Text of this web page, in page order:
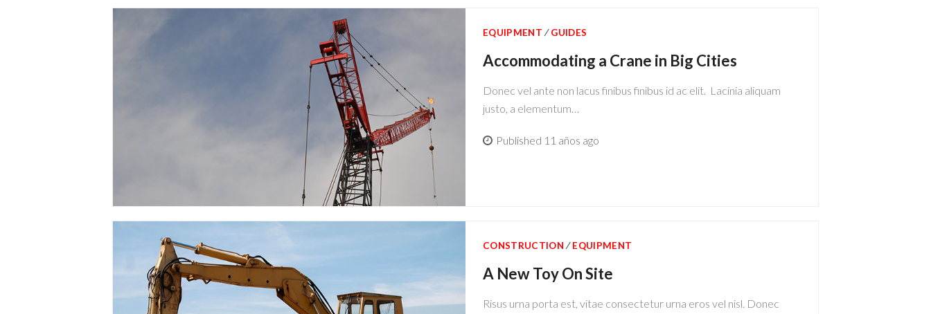
EQUIPMENT ∕ GUIDES
Accommodating a Crane in Big Cities
Donec vel ante non lacus finibus finibus id ac elit. Lacinia aliquam
justo, a elementum…
Published 11 años ago
CONSTRUCTION ∕ EQUIPMENT
A New Toy On Site
Risus urna porta est, vitae consectetur urna eros vel nisl. Donec